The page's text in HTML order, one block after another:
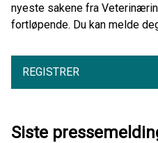
nyeste sakene fra
fortløpende. Du kan melde
REGISTRER
Siste